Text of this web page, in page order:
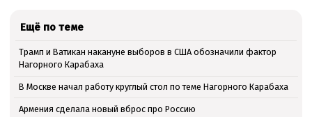
Ещё по теме
Трамп и Ватикан накануне выборов в США обозначили фактор
Нагорного Карабаха
В Москве начал работу круглый стол по теме Нагорного Карабаха
Армения сделала новый вброс про Россию